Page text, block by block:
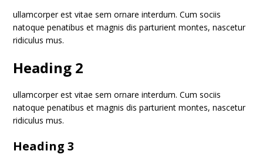
ullamcorper est vitae sem ornare interdum. Cum sociis
natoque penatibus et magnis dis parturient montes, nascetur
ridiculus mus.
Heading 2
ullamcorper est vitae sem ornare interdum. Cum sociis
natoque penatibus et magnis dis parturient montes, nascetur
ridiculus mus.
Heading 3